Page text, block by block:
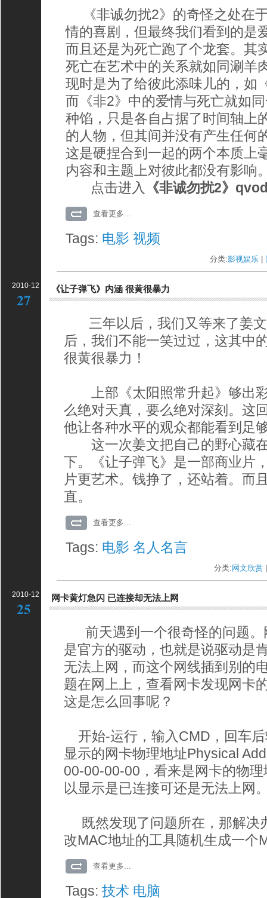
《非诚勿扰2》的奇怪之处在
情的喜剧，但最终我们看到的是
而且还是为死亡跑了个龙套。其
死亡在艺术中的关系就如同涮羊
现时是为了给彼此添味儿的，如
而《非2》中的爱情与死亡就如
种馅，只是各自占据了时间轴上
的人物，但其间并没有产生任何
这是硬捏合到一起的两个本质上
内容和主题上对彼此都没有影响
点击进入
《非诚勿扰2》
查看更多...
Tags: 电影 视频
分类:影视娱乐
2010-12
27
《让子弹飞》内涵 很黄很暴力
三年以后，我们又等来了姜文
后，我们不能一笑过过，这其中
很黄很暴力！
上部《太阳照常升起》够出
么绝对天真，要么绝对深刻。这
他让各种水平的观众都能看到足
这一次姜文把自己的野心藏
下。《让子弹飞》是一部商业片
片更艺术。钱挣了，还站着。而
直。
查看更多...
Tags: 电影 名人名言
分类: 网文欣赏
2010-12
25
网卡黄灯急闪 已连接却无法上网
前天遇到一个很奇怪的问题。
是官方的驱动，也就是说驱动是
无法上网，而这个网线插到别的
题在网上上，查看网卡发现网卡
这是怎么回事呢？
开始-运行，输入CMD，回车
显示的网卡物理地址Physical
00-00-00-00，看来是网卡的物
以显示是已连接可还是无法上网
既然发现了问题所在，那解决
改MAC地址的工具随机生成一个
查看更多...
Tags:技术 电脑